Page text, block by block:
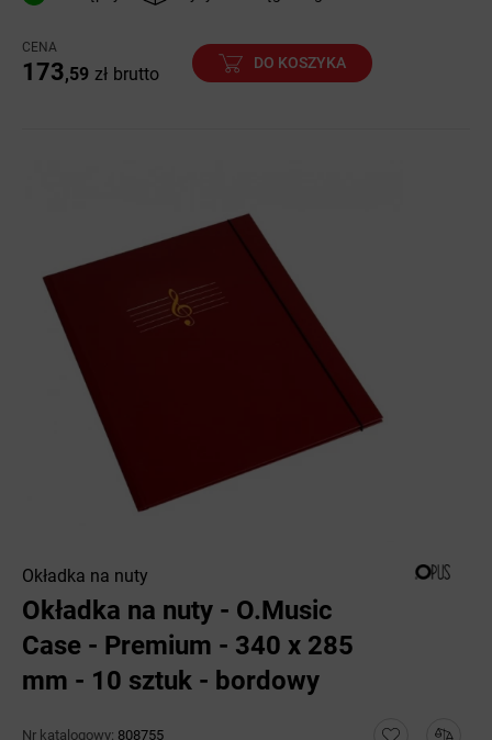
CENA
173,59 zł brutto
DO KOSZYKA
Okładka na nuty
Okładka na nuty - O.Music
Case - Premium - 340 x 285
mm - 10 sztuk - bordowy
Nr katalogowy: 808755